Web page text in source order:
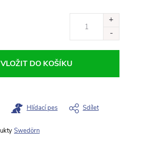
VLOŽIT DO KOŠÍKU
Hlídací pes Sdílet
Swedörn